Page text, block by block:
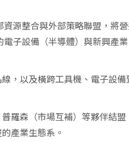
資源整合與外部策略聯盟，將
子設備（半導體）與新興產
，以及橫跨工具機、電子設備
羅森（市場互補）等夥伴結盟
產業生態系。